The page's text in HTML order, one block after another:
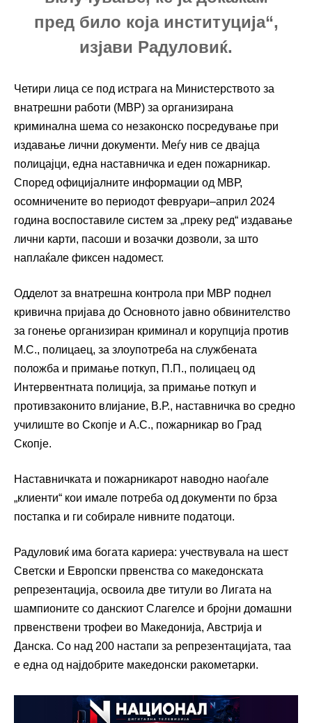
пред било која институција“,
изјави Радуловиќ.
Четири лица се под истрага на Министерството за
внатрешни работи (МВР) за организирана
криминална шема со незаконско посредување при
издавање лични документи. Меѓу нив се двајца
полицајци, една наставничка и еден пожарникар.
Според официјалните информации од МВР,
осомничените во периодот февруари–април 2024
година воспоставиле систем за „преку ред“ издавање
лични карти, пасоши и возачки дозволи, за што
наплаќале фиксен надомест.
Одделот за внатрешна контрола при МВР поднел
кривична пријава до Основното јавно обвинителство
за гонење организиран криминал и корупција против
М.С., полицаец, за злоупотреба на службената
положба и примање поткуп, П.П., полицаец од
Интервентната полиција, за примање поткуп и
противзаконито влијание, В.Р., наставничка во средно
училиште во Скопје и А.С., пожарникар во Град
Скопје.
Наставничката и пожарникарот наводно наоѓале
„клиенти“ кои имале потреба од документи по брза
постапка и ги собирале нивните податоци.
Радуловиќ има богата кариера: учествувала на шест
Светски и Европски првенства со македонската
репрезентација, освоила две титули во Лигата на
шампионите со данскиот Слагелсе и бројни домашни
првенствени трофеи во Македонија, Австрија и
Данска. Со над 200 настапи за репрезентацијата, таа
е една од најдобрите македонски ракометарки.